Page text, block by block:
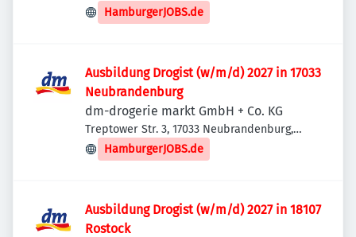
HamburgerJOBS.de
Ausbildung Drogist (w/m/d) 2027 in 17033
Neubrandenburg
dm-drogerie markt GmbH + Co. KG
Treptower Str. 3, 17033 Neubrandenburg,
Deutschland
HamburgerJOBS.de
Ausbildung Drogist (w/m/d) 2027 in 18107
Rostock